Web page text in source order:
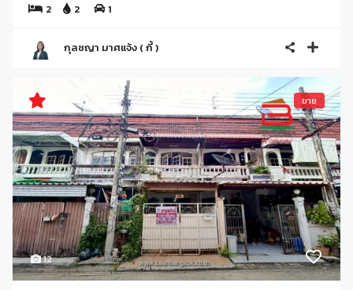
2
2 1
กุลชญา มาศแจ้ง ( กี้ )
12
ขาย